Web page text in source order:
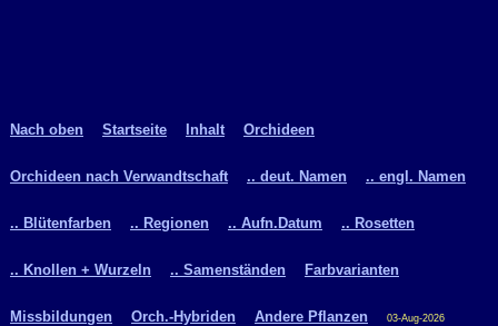
Nach oben Startseite Inhalt Orchideen
Orchideen nach Verwandtschaft .. deut. Namen .. engl. Namen
.. Blütenfarben .. Regionen .. Aufn.Datum .. Rosetten
.. Knollen + Wurzeln .. Samenständen Farbvarianten
Missbildungen Orch.-Hybriden Andere Pflanzen 03-Aug-2026